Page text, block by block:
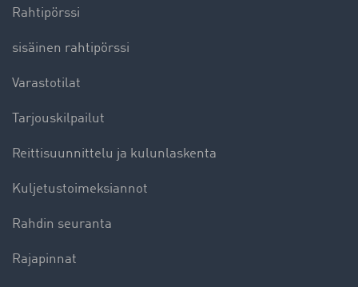
Rahtipörssi
sisäinen rahtipörssi
Varastotilat
Tarjouskilpailut
Reittisuunnittelu ja kulunlaskenta
Kuljetustoimeksiannot
Rahdin seuranta
Rajapinnat